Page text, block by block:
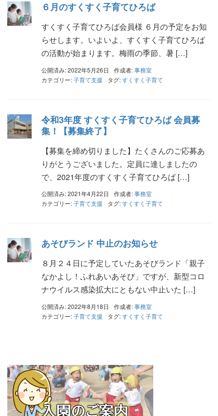
６月のすくすく子育てひろば
すくすく子育てひろば会員様 ６月の予定をお知
らせします。いよいよ、すくすく子育てひろば
の活動が始まります。梅雨の季節、暑 […]
公開済み: 2022年5月26日 作成者:事務室
カテゴリー:子育て支援 タグ:すくすく子育て
令和3年度 すくすく子育てひろば 会員募
集！【募集終了】
【募集を締め切りました】たくさんのご応募あ
りがとうございました。定員に達しましたの
で、2021年度のすくすく子育てひろば […]
公開済み: 2021年4月22日 作成者:事務室
カテゴリー:子育て支援 タグ:すくすく子育て
あそびランド 中止のお知らせ
８月２４日に予定していたあそびランド「親子
なかよし！ふれあいあそび」ですが、新型コロ
ナウイルス感染拡大にともない中止いた […]
公開済み: 2022年8月18日 作成者:事務室
カテゴリー:子育て支援 タグ:すくすく子育て